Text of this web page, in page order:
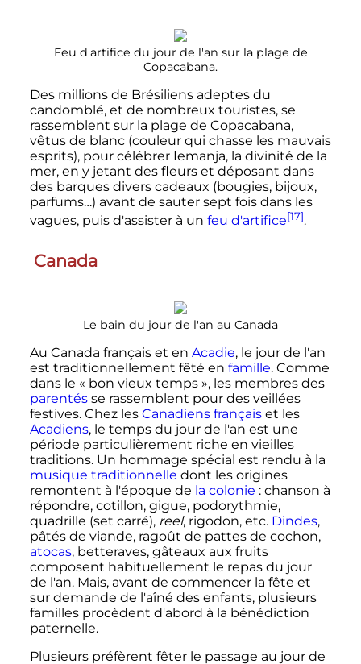
Feu d'artifice du jour de l'an sur la plage de
Copacabana.
Des millions de Brésiliens adeptes du
candomblé, et de nombreux touristes, se
rassemblent sur la plage de Copacabana,
vêtus de blanc (couleur qui chasse les mauvais
esprits), pour célébrer Iemanja, la divinité de la
mer, en y jetant des fleurs et déposant dans
des barques divers cadeaux (bougies, bijoux,
parfums…) avant de sauter sept fois dans les
vagues, puis d'assister à un feu d'artifice[17].
Canada
Le bain du jour de l'an au Canada
Au Canada français et en Acadie, le jour de l'an
est traditionnellement fêté en famille. Comme
dans le « bon vieux temps », les membres des
parentésse rassemblent pour des veillées
festives. Chez les Canadiens françaiset les
Acadiens, le temps du jour de l'an est une
période particulièrement riche en vieilles
traditions. Un hommage spécial est rendu à la
musique traditionnelle dont les origines
remontent à l'époque de la colonie : chanson à
répondre, cotillon, gigue, podorythmie,
quadrille (set carré), reel, rigodon, etc. Dindes,
pâtés de viande, ragoût de pattes de cochon,
atocas, betteraves, gâteaux aux fruits
composent habituellement le repas du jour
de l'an. Mais, avant de commencer la fête et
sur demande de l'aîné des enfants, plusieurs
familles procèdent d'abord à la bénédiction
paternelle.
Plusieurs préfèrent fêter le passage au jour de